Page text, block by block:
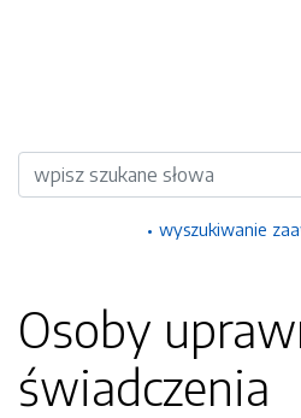
Wyszukiwarka
wyszukiwanie
Osoby
świadczenia